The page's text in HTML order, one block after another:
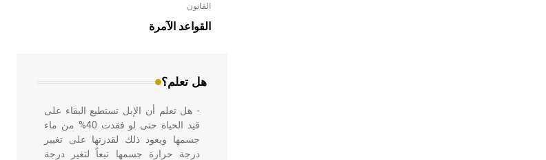
القانون
القواعد الآمرة
هل تعلم؟
- هل تعلم أن الأبلق نوع من الفنون
الهندسية التي ارتبطت بالعمارة الإسلامية
في بلاد الشام ومصر خاصة، حيث يحرص
- هل تعلم أن الإبل تستطيع البقاء على
قيد الحياة حتى لو فقدت 40% من ماء
جسمها ويعود ذلك لقدرتها على تغيير
درجة حرارة جسمها تبعاً لتغير درجة